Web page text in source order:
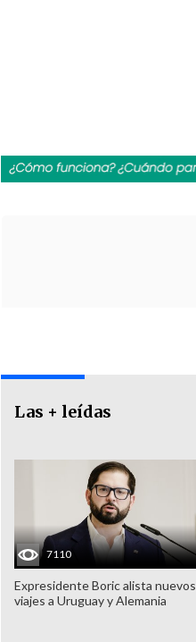
Las + leídas
7110
Expresidente Boric alista nuevos
viajes a Uruguay y Alemania